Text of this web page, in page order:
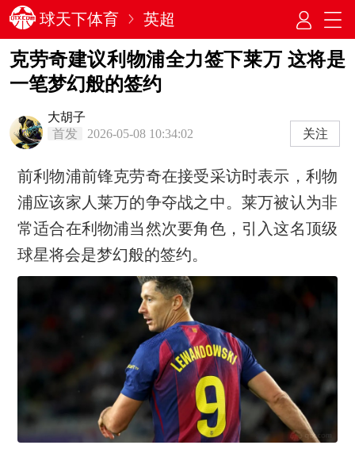
球天下体育 英超
克劳奇建议利物浦全力签下莱万 这将是
一笔梦幻般的签约
大胡子
首发
2026-05-08 10:34:02 关注
前利物浦前锋克劳奇在接受采访时表示，利物
浦应该家人莱万的争夺战之中。莱万被认为非
常适合在利物浦当然次要角色，引入这名顶级
球星将会是梦幻般的签约。